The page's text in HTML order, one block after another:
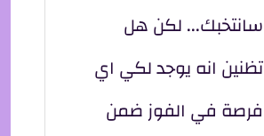
سانتخبك... لكن هل
تظنين انه يوجد لكي اي
فرصة في الفوز ضمن